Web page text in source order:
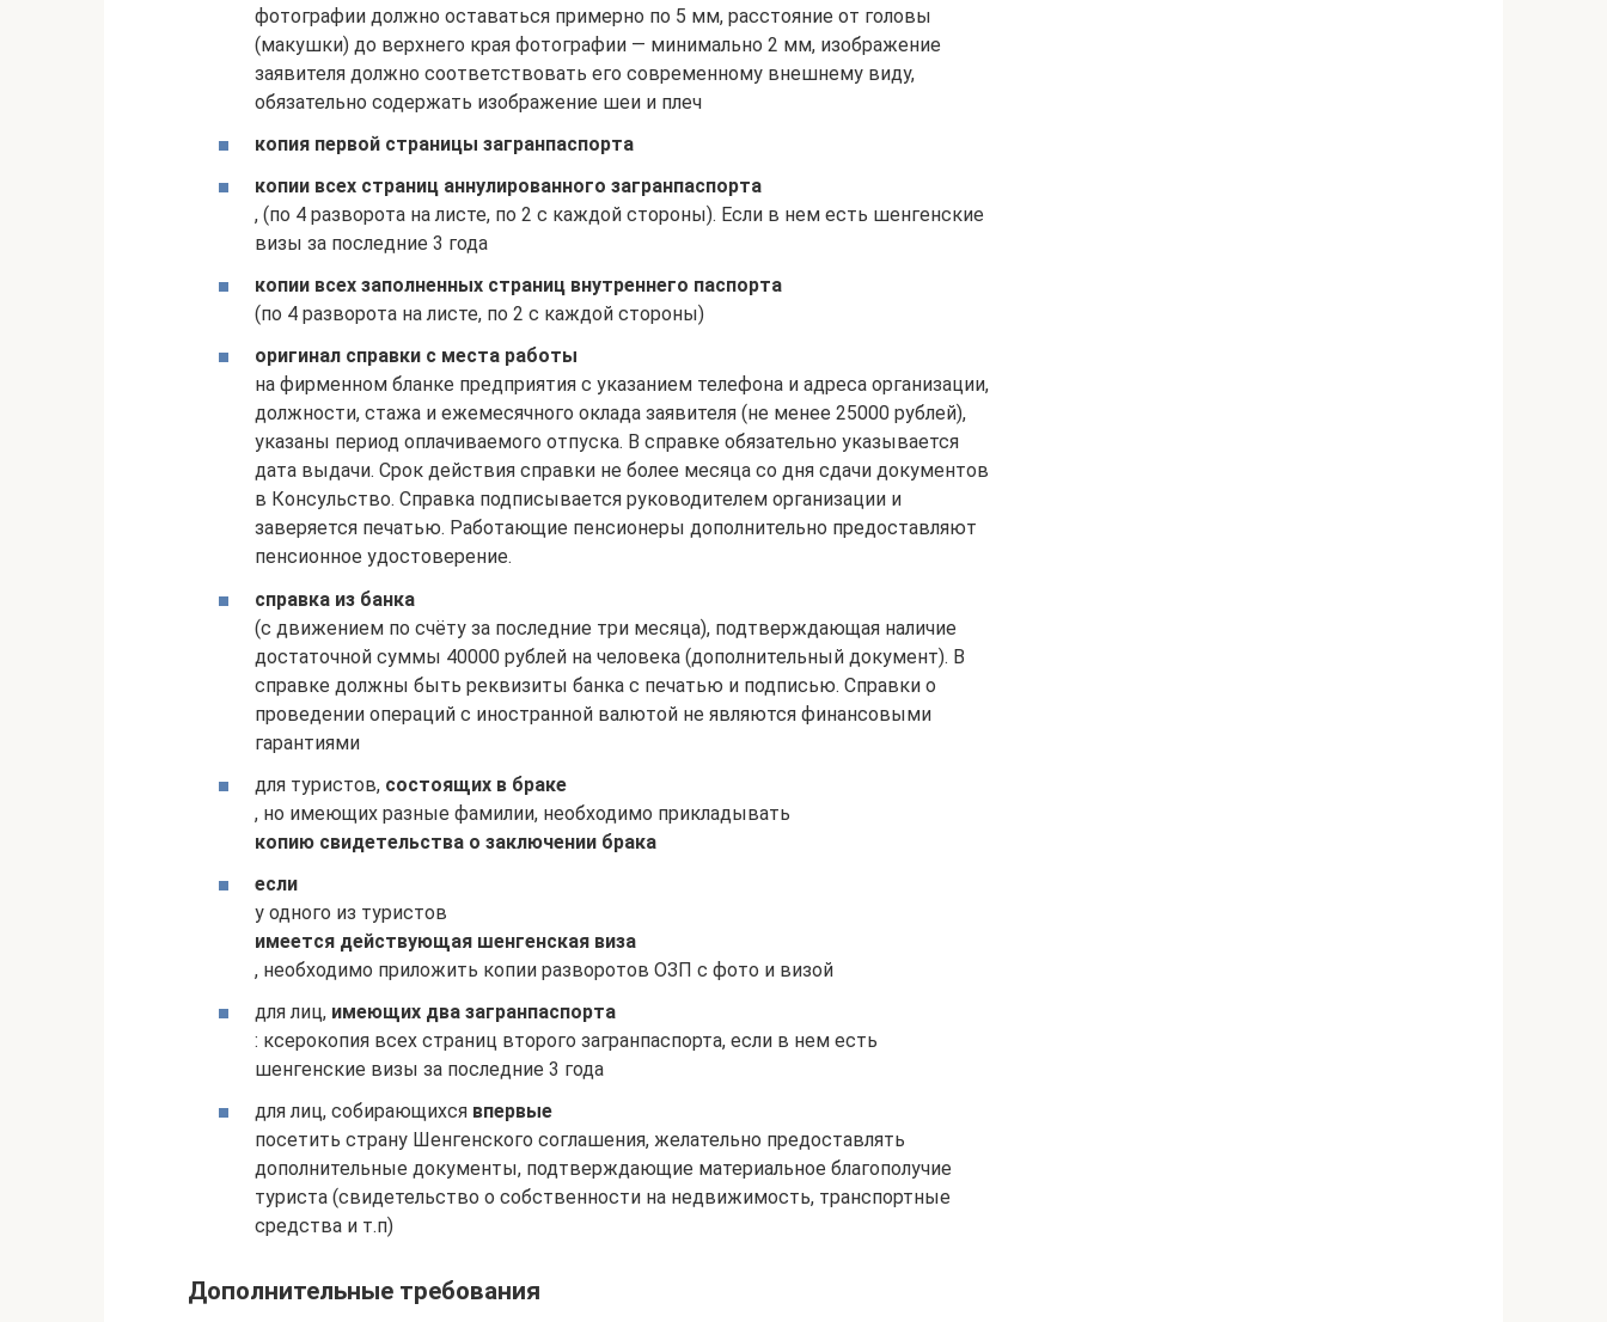
фотографии должно оставаться примерно по 5 мм, расстояние от головы
(макушки) до верхнего края фотографии — минимально 2 мм, изображение
заявителя должно соответствовать его современному внешнему виду,
обязательно содержать изображение шеи и плеч
копия первой страницы загранпаспорта
копии всех страниц аннулированного загранпаспорта
, (по 4 разворота на листе, по 2 с каждой стороны). Если в нем есть шенгенские
визы за последние 3 года
копии всех заполненных страниц внутреннего паспорта
(по 4 разворота на листе, по 2 с каждой стороны)
оригинал справки с места работы
на фирменном бланке предприятия с указанием телефона и адреса организации,
должности, стажа и ежемесячного оклада заявителя (не менее 25000 рублей),
указаны период оплачиваемого отпуска. В справке обязательно указывается
дата выдачи. Срок действия справки не более месяца со дня сдачи документов
в Консульство. Справка подписывается руководителем организации и
заверяется печатью. Работающие пенсионеры дополнительно предоставляют
пенсионное удостоверение.
справка из банка
(с движением по счёту за последние три месяца), подтверждающая наличие
достаточной суммы 40000 рублей на человека (дополнительный документ). В
справке должны быть реквизиты банка с печатью и подписью. Справки о
проведении операций с иностранной валютой не являются финансовыми
гарантиями
для туристов, состоящих в браке
, но имеющих разные фамилии, необходимо прикладывать
копию свидетельства о заключении брака
если
у одного из туристов
имеется действующая шенгенская виза
, необходимо приложить копии разворотов ОЗП с фото и визой
для лиц, имеющих два загранпаспорта
: ксерокопия всех страниц второго загранпаспорта, если в нем есть
шенгенские визы за последние 3 года
для лиц, собирающихся впервые
посетить страну Шенгенского соглашения, желательно предоставлять
дополнительные документы, подтверждающие материальное благополучие
туриста (свидетельство о собственности на недвижимость, транспортные
средства и т.п)
Дополнительные требования